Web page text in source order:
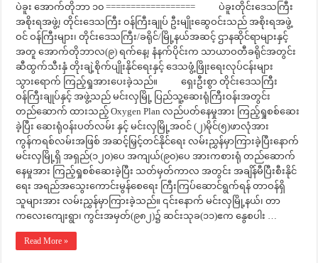
ပဲခူး အောက်တိုဘာ ၁၀ ================== ပဲခူးတိုင်းဒေသကြီး
အစိုးရအဖွဲ့၊ တိုင်းဒေသကြီး ဝန်ကြီးချုပ် ဦးမျိုးဆွေဝင်းသည် အစိုးရအဖွဲ့
ဝင် ဝန်ကြီးများ၊ တိုင်းဒေသကြီး/ခရိုင်/မြို့နယ်အဆင့် ဌာနဆိုင်ရာများနှင့်
အတူ အောက်တိုဘာလ(၉) ရက်နေ့၊ နံနက်ပိုင်းက သာယာဝတီခရိုင်အတွင်း
ဆီထွက်သီးနှံ တိုးချဲ့စိုက်ပျိုးနိုင်ရေးနှင့် ဒေသဖွံ့ဖြိုးရေးလုပ်ငန်းများ
သွားရောက် ကြည့်ရှုအားပေးခဲ့သည်။ ရှေးဦးစွာ တိုင်းဒေသကြီး
ဝန်ကြီးချုပ်နှင့် အဖွဲ့သည် မင်းလှမြို့ ပြည်သူ့ဆေးရုံကြီးဝန်းအတွင်း
တည်ဆောက် ထားသည့် Oxygen Plan လည်ပတ်နေမှုအား ကြည့်ရှုစစ်ဆေး
ခဲ့ပြီး ဆေးရုံဝန်းပတ်လမ်း နှင့် မင်းလှမြို့အဝင် (၂)မိုင်(၅)ဖာလုံအား
ကွန်ကရစ်လမ်းအဖြစ် အဆင့်မြှင့်တင်နိုင်ရေး လမ်းညွှန်မှာကြားခဲ့ပြီးနောက်
မင်းလှမြို့ရှိ အရှည်(၁၂၀)ပေ အကျယ်(၉၀)ပေ အားကစားရုံ တည်ဆောက်
နေမှုအား ကြည့်ရှုစစ်ဆေးခဲ့ပြီး သတ်မှတ်ကာလ အတွင်း အချိန်မီပြီးစီးနိုင်
ရေး အရည်အသွေးကောင်းမွန်စေရေး ကြီးကြပ်ဆောင်ရွက်ရန် တာဝန်ရှိ
သူများအား လမ်းညွှန်မှာကြားခဲ့သည်။ ၎င်းနောက် မင်းလှမြို့နယ်၊ တာ
ကလေးကျေးရွာ၊ ကွင်းအမှတ်(၉၈၂)၌ ဆင်းသုခ(၁၁)ဧက နွေစပါး …
Read More »